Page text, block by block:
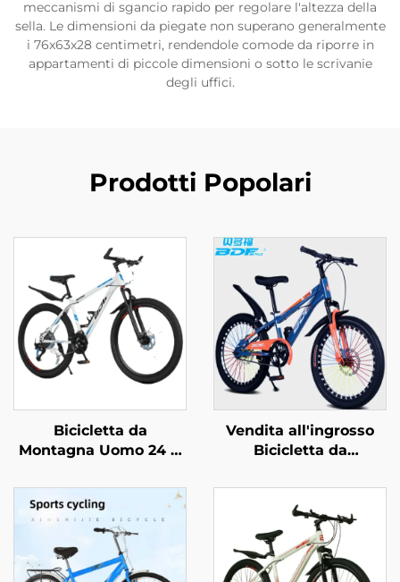
meccanismi di sgancio rapido per regolare l'altezza della
sella. Le dimensioni da piegate non superano generalmente
i 76x63x28 centimetri, rendendole comode da riporre in
appartamenti di piccole dimensioni o sotto le scrivanie
degli uffici.
Prodotti Popolari
Bicicletta da
Montagna Uomo 24 &
Fuoristrada a Velocità
Variabile con Pedali
Normali in Acciaio per
Ingrosso con Forcella
in Acciaio
Vendita all'ingrosso
Bicicletta da
e Ragazze da 18/20/22
Pollici con Freno a
Disco e Pedali,
Bicicletta per Bambini
da 16 Pollici con